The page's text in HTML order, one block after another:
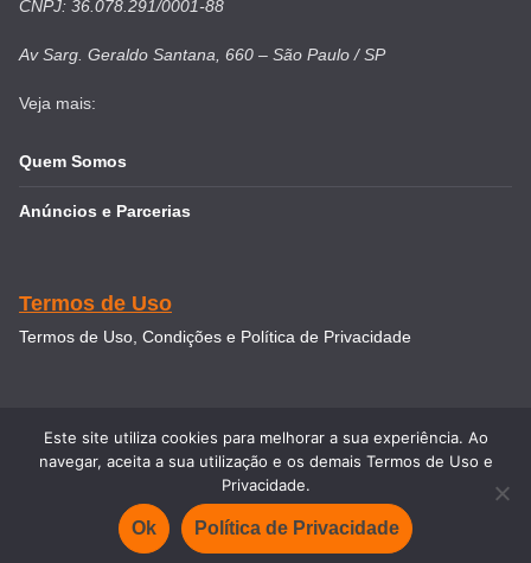
CNPJ: 36.078.291/0001-88
Av Sarg. Geraldo Santana, 660 – São Paulo / SP
Veja mais:
Quem Somos
Anúncios e Parcerias
Termos de Uso
Termos de Uso, Condições e Política de Privacidade
Intercâmbio & Viagem
Este site utiliza cookies para melhorar a sua experiência. Ao
navegar, aceita a sua utilização e os demais Termos de Uso e
Privacidade.
Ok Política de Privacidade